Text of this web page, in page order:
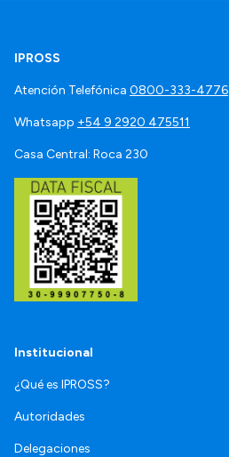
IPROSS
Atención Telefónica 0800-333-4776
Whatsapp +54 9 2920 475511
Casa Central: Roca 230
Institucional
¿Qué es IPROSS?
Autoridades
Delegaciones